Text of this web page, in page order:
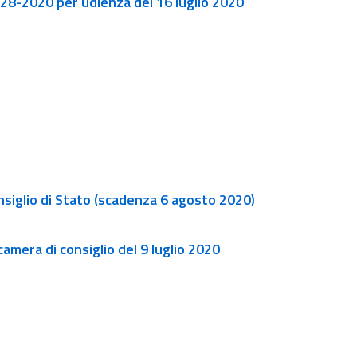
di Stato (scadenza 6 agosto 2020)
di consiglio del 9 luglio 2020